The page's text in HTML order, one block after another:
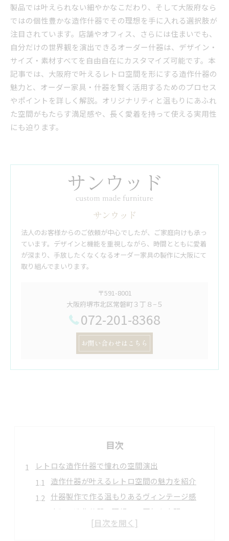
製品では叶えられない細やかなこだわり、そして大阪府なら
ではの個性豊かな造作什器でその理想を手に入れる選択肢が
注目されています。店舗やオフィス、さらには住まいでも、
自分だけの世界観を演出できるオーダー什器は、デザイン・
サイズ・素材すべてを自由自在にカスタマイズ可能です。本
記事では、大阪府で叶えるレトロ空間を形にする造作什器の
魅力と、オーダー家具・什器を賢く活用するためのプロセス
やポイントを詳しく解説。オリジナリティと温もりにあふれ
た空間がもたらす満足感や、長く愛着を持って使える実用性
にも迫ります。
サンウッド
法人のお客様からのご依頼が中心でしたが、ご家庭向けも承っ
ています。デザインと機能を重視しながら、時間とともに愛着
が深まり、手放したくなくなるオーダー家具の製作に大阪にて
取り組んでまいります。
〒591-8001
大阪府堺市北区常磐町３丁８−５
072-201-8368
お問い合わせはこちら
目次
レトロな造作什器で憧れの空間演出
造作什器が叶えるレトロ空間の魅力を紹介
什器製作で作る温もりあるヴィンテージ感
大阪の造作什器で理想の雰囲気を実現
既製品にはない造作什器の特別な存在感